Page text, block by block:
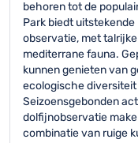
behoren tot de
Park biedt
observatie, met
mediterrane fauna.
kunnen genieten van
ecologische
Seizoensgebonden
dolfijnobservatie
combinatie van ruige